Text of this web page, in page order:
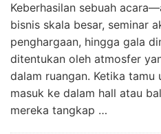
Keberhasilan sebuah
bisnis skala besar, seminar
penghargaan, hingga gala
ditentukan oleh atmosfer
dalam ruangan. Ketika tamu
masuk ke dalam hall atau
mereka tangkap …